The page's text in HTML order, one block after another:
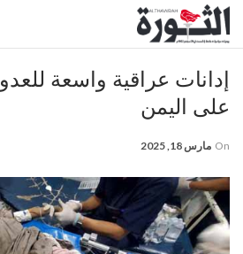
إدانات عراقية واسعة
على اليمن
On مارس 18, 2025